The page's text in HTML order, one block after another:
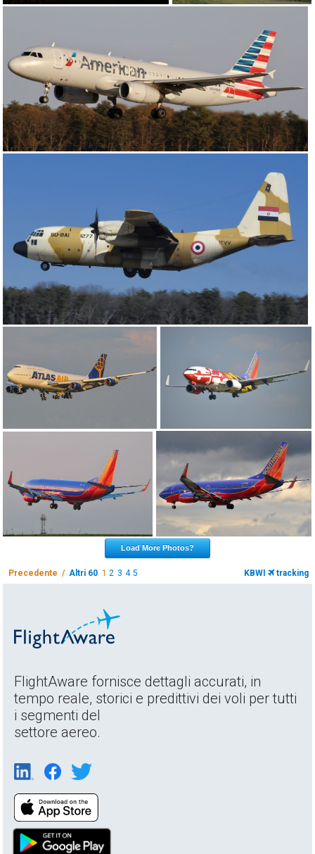
Load More Photos?
Precedente / Altri 60 1 2 3 4 5 KBWI tracking
FlightAware fornisce dettagli accurati, in
tempo reale, storici e predittivi dei voli per tutti
i segmenti del
settore aereo.